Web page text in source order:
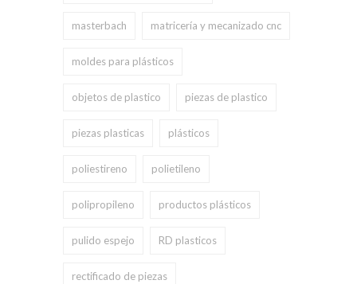
masterbach matricería y mecanizado cnc
moldes para plásticos
objetos de plastico piezas de plastico
piezas plasticas plásticos
poliestireno polietileno
polipropileno productos plásticos
pulido espejo RD plasticos
rectificado de piezas